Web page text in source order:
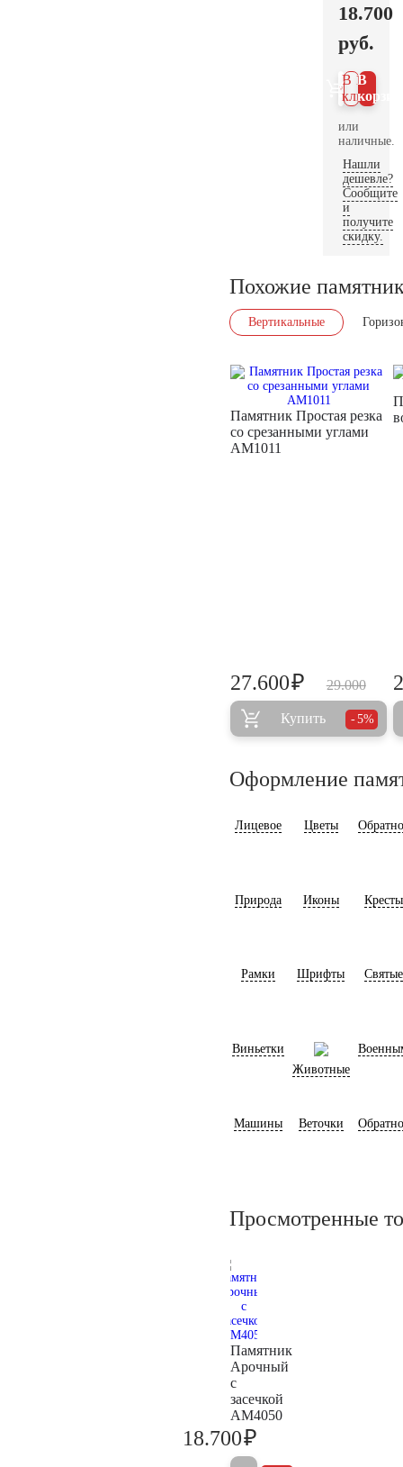
18.700
руб.
В
В 1
клик
или
наличные.
Нашли
дешевле?
Сообщите
и
получите
скидку.
Похожие
Вертикальные
Памятник Простая резка
со срезанными углами
AM1011
29.000
27.600₽
Купить 5%
Оформление
Лицевое Цветы
Природа Иконы Кресты
Рамки Шрифты Святые
Виньетки
Животные
Машины Веточки
Просмотренные
Памятник
Арочный
с
засечкой
AM4050
18.700₽